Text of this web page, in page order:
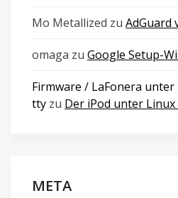
Mo Metallized zu AdGuard
omaga zu Google Setup-
Firmware / LaFonera
tty zu Der iPod unter
META